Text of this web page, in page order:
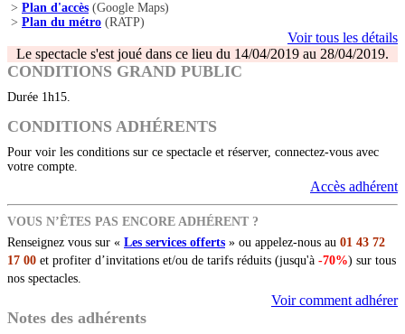
> Plan d'accès (Google Maps)
> Plan du métro (RATP)
Voir tous les détails
Le spectacle s'est joué dans ce lieu du 14/04/2019 au 28/04/2019.
CONDITIONS GRAND PUBLIC
Durée 1h15.
CONDITIONS ADHÉRENTS
Pour voir les conditions sur ce spectacle et réserver, connectez-vous avec
votre compte.
Accès adhérent
VOUS N’ÊTES PAS ENCORE ADHÉRENT ?
Renseignez vous sur « Les services offerts » ou appelez-nous au 01 43 72
17 00 et profiter d’invitations et/ou de tarifs réduits (jusqu'à -70%) sur tous
nos spectacles.
Voir comment adhérer
Notes des adhérents